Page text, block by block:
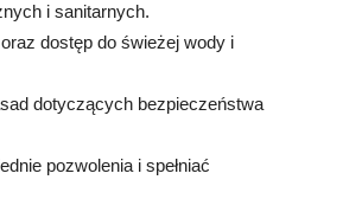
i sanitarnych.
dostęp do świeżej wody i
dotyczących bezpieczeństwa
pozwolenia i spełniać